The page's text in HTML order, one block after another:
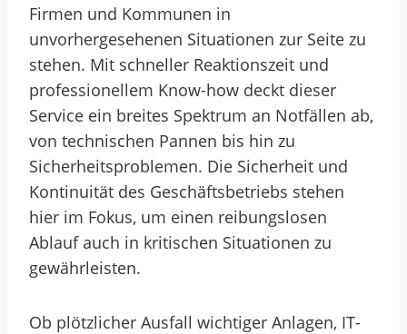
Firmen und Kommunen in
unvorhergesehenen Situationen zur Seite zu
stehen. Mit schneller Reaktionszeit und
professionellem Know-how deckt dieser
Service ein breites Spektrum an Notfällen ab,
von technischen Pannen bis hin zu
Sicherheitsproblemen. Die Sicherheit und
Kontinuität des Geschäftsbetriebs stehen
hier im Fokus, um einen reibungslosen
Ablauf auch in kritischen Situationen zu
gewährleisten.
Ob plötzlicher Ausfall wichtiger Anlagen, IT-